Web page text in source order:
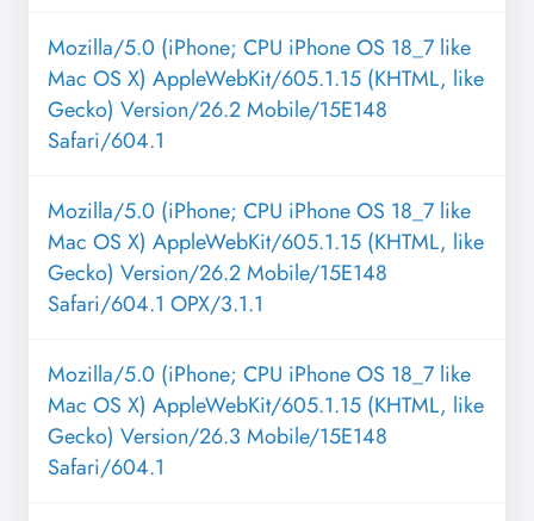
Mozilla/5.0 (iPhone; CPU iPhone OS 18_7 like
Mac OS X) AppleWebKit/605.1.15 (KHTML, like
Gecko) Version/26.2 Mobile/15E148
Safari/604.1
Mozilla/5.0 (iPhone; CPU iPhone OS 18_7 like
Mac OS X) AppleWebKit/605.1.15 (KHTML, like
Gecko) Version/26.2 Mobile/15E148
Safari/604.1 OPX/3.1.1
Mozilla/5.0 (iPhone; CPU iPhone OS 18_7 like
Mac OS X) AppleWebKit/605.1.15 (KHTML, like
Gecko) Version/26.3 Mobile/15E148
Safari/604.1